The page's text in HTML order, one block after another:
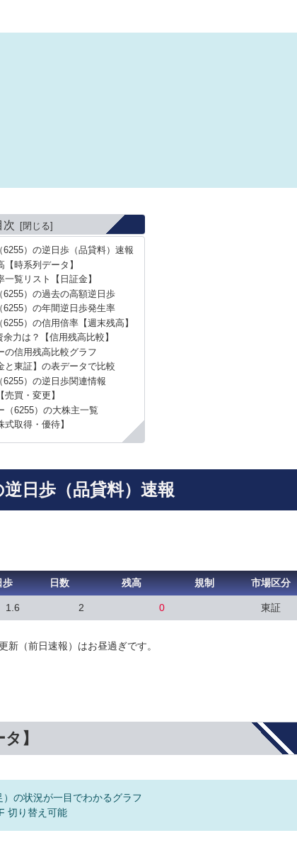
次
6255）の逆日歩（品貸料）速報
時系列データ】
覧リスト【日証金】
6255）の過去の高額逆日歩
6255）の年間逆日歩発生率
）の信用倍率【週末残高】
力は？【信用残高比較】
の信用残高比較グラフ
と東証】の表データで比較
6255）の逆日歩関連情報
買・変更】
（6255）の大株主一覧
取得・優待】
日歩（品貸料）速報
歩 日数 残高 規制 市場区分
1.6 2 0 東証
（前日速報）はお昼過ぎです。
】
）の状況が一目でわかるグラフ
切り替え可能